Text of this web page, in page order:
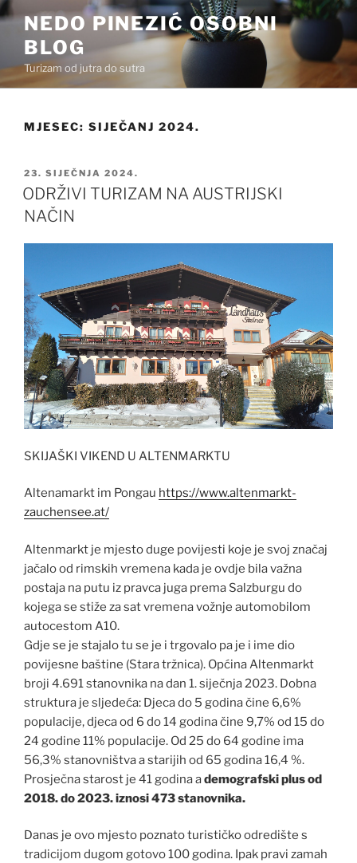
Preskoči
sadržaj
NEDO PINEZIĆ OSOBNI
BLOG
Turizam od jutra do sutra
MJESEC: SIJEČANJ 2024.
OBJAVLJENO
23. SIJEČNJA 2024.
ODRŽIVI TURIZAM NA AUSTRIJSKI
NAČIN
SKIJAŠKI VIKEND U ALTENMARKTU
Altenamarkt im Pongau https://www.altenmarkt-
zauchensee.at/
Altenmarkt je mjesto duge povijesti koje je svoj značaj
jačalo od rimskih vremena kada je ovdje bila važna
postaja na putu iz pravca juga prema Salzburgu do
kojega se stiže za sat vremena vožnje automobilom
autocestom A10.
Gdje se je stajalo tu se je i trgovalo pa je i ime dio
povijesne baštine (Stara tržnica). Općina Altenmarkt
broji 4.691 stanovnika na dan 1. siječnja 2023. Dobna
struktura je sljedeća: Djeca do 5 godina čine 6,6%
populacije, djeca od 6 do 14 godina čine 9,7% od 15 do
24 godine 11% populacije. Od 25 do 64 godine ima
56,3% stanovništva a starijih od 65 godina 16,4 %.
Prosječna starost je 41 godina ademografski plus od
2018. do 2023. iznosi 473 stanovnika.
Danas je ovo mjesto poznato turističko odredište s
tradicijom dugom gotovo 100 godina. Ipak pravi zamah